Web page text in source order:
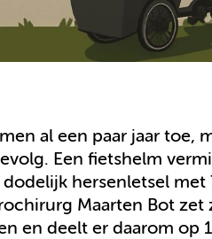
al een paar jaar toe,
Een fietshelm
hersenletsel met
Maarten Bot
en deelt er daarom op